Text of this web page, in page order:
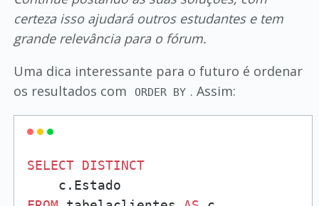
certeza isso ajudará outros estudantes e tem
grande relevância para o fórum.
Uma dica interessante para o futuro é ordenar
os resultados com
ORDER BY . Assim:
SELECT DISTINCT